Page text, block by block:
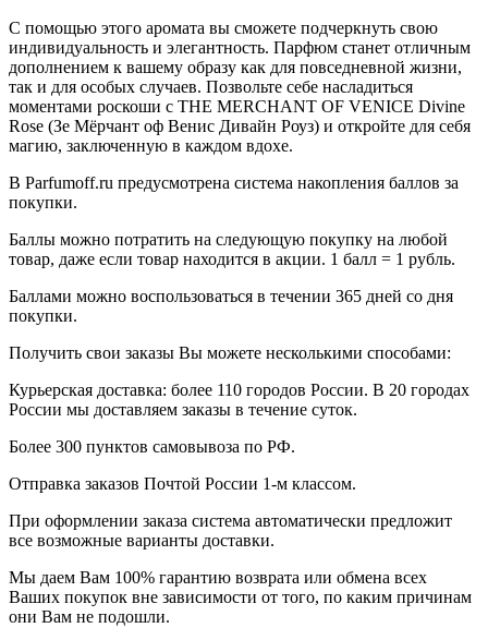
С помощью этого аромата вы сможете подчеркнуть свою
индивидуальность и элегантность. Парфюм станет отличным
дополнением к вашему образу как для повседневной жизни,
так и для особых случаев. Позвольте себе насладиться
моментами роскоши с THE MERCHANT OF VENICE Divine
Rose (Зе Мёрчант оф Венис Дивайн Роуз) и откройте для себя
магию, заключенную в каждом вдохе.
В Parfumoff.ru предусмотрена система накопления баллов за
покупки.
Баллы можно потратить на следующую покупку на любой
товар, даже если товар находится в акции. 1 балл = 1 рубль.
Баллами можно воспользоваться в течении 365 дней со дня
покупки.
Получить свои заказы Вы можете несколькими способами:
Курьерская доставка: более 110 городов России. В 20 городах
России мы доставляем заказы в течение суток.
Более 300 пунктов самовывоза по РФ.
Отправка заказов Почтой России 1-м классом.
При оформлении заказа система автоматически предложит
все возможные варианты доставки.
Мы даем Вам 100% гарантию возврата или обмена всех
Ваших покупок вне зависимости от того, по каким причинам
они Вам не подошли.